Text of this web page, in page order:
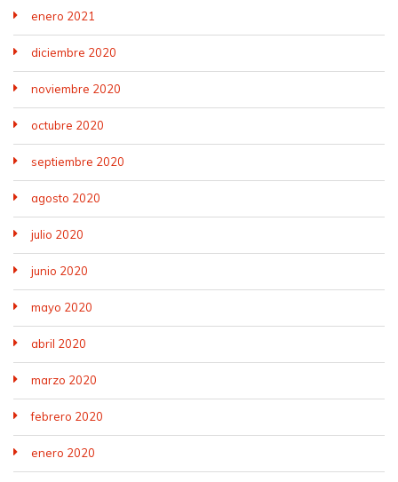
enero 2021
diciembre 2020
noviembre 2020
octubre 2020
septiembre 2020
agosto 2020
julio 2020
junio 2020
mayo 2020
abril 2020
marzo 2020
febrero 2020
enero 2020